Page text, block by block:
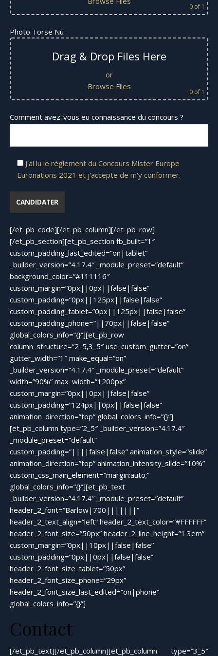
0 of 1
Photo Torse Nu
Drag & Drop Files Here
or
Browse Files
0 of 1
Comment avez-vous eu connaissance du concours ?
J'ai lu le règlement du Concours Mister Europe
Euronations 2021 et j'accepte de m'y conformer.
[/et_pb_code][/et_pb_column][/et_pb_row]
[/et_pb_section][et_pb_section fb_built=”1″
custom_padding_last_edited=”on|tablet”
_builder_version=”4.17.4″ _module_preset=”default”
background_color=”#111116″
custom_margin=”0px||0px||false|false”
custom_padding=”0px||125px||false|false”
custom_padding_tablet=”0px||125px||false|false”
custom_padding_phone=”||70px||false|false”
global_colors_info=”{}”][et_pb_row
column_structure=”2_5,3_5″ use_custom_gutter=”on”
gutter_width=”1″ make_equal=”on”
_builder_version=”4.17.4″ _module_preset=”default”
width=”90%” max_width=”1200px”
custom_margin=”0px||0px||false|false”
custom_padding=”124px||0px||false|false”
animation_direction=”top” global_colors_info=”{}”]
[et_pb_column type=”2_5″ _builder_version=”4.17.4″
_module_preset=”default”
custom_padding=”||||false|false” animation_style=”slide”
animation_direction=”top” animation_intensity_slide=”10%”
custom_css_main_element=”margin:auto;”
global_colors_info=”{}”][et_pb_text
_builder_version=”4.17.4″ _module_preset=”default”
header_2_font=”Barlow|700|||||||”
header_2_text_align=”left” header_2_text_color=”#FFFFFF”
header_2_font_size=”50px” header_2_line_height=”1.3em”
custom_margin=”0px||10px||false|false”
custom_padding=”0px||0px||false|false”
header_2_font_size_tablet=”50px”
header_2_font_size_phone=”29px”
header_2_font_size_last_edited=”on|phone”
global_colors_info=”{}”]
Contact
[/et_pb_text][/et_pb_column][et_pb_column type=”3_5″